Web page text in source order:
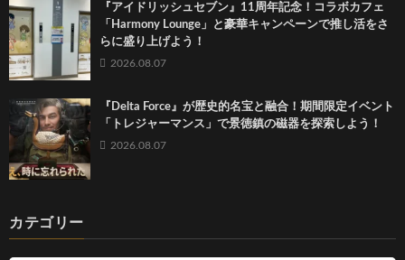
『アイドリッシュセブン』11周年記念！コラボカフェ
「Harmony Lounge」と豪華キャンペーンで推し活をさ
らに盛り上げよう！
2026.08.07
『Delta Force』が歴史的名宝と融合！期間限定イベント
「トレジャーマンス」で景徳鎮の磁器を探索しよう！
2026.08.07
カテゴリー